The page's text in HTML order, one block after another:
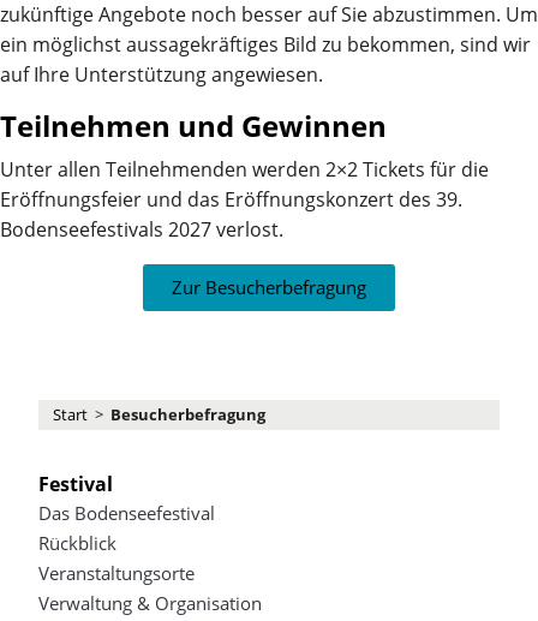
zukünftige Angebote noch besser auf Sie abzustimmen. Um
ein möglichst aussagekräftiges Bild zu bekommen, sind wir
auf Ihre Unterstützung angewiesen.
Teilnehmen und Gewinnen
Unter allen Teilnehmenden werden 2×2 Tickets für die
Eröffnungsfeier und das Eröffnungskonzert des 39.
Bodenseefestivals 2027 verlost.
Zur Besucherbefragung
Start > Besucherbefragung
Festival
Das Bodenseefestival
Rückblick
Veranstaltungsorte
Verwaltung & Organisation